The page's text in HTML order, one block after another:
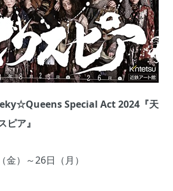
Special Act 2024『天
ピア』
）～26日（月）